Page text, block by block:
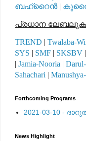
ബഹ്റൈന്‍ |
പ്രധാന
TREND | Twalaba-
SYS | SMF | SKSBV |
| Jamia-Nooria |
Sahachari |
Forthcoming Programs
2021-03-10 -
News Highlight